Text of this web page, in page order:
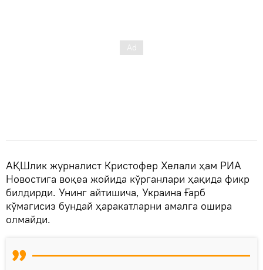
АҚШлик журналист Кристофер Хелали ҳам РИА
Новостига воқеа жойида кўрганлари ҳақида фикр
билдирди. Унинг айтишича, Украина Ғарб
кўмагисиз бундай ҳаракатларни амалга ошира
олмайди.